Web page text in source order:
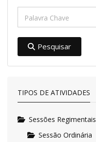
Pesquisar
TIPOS DE ATIVIDADES
Sessões Regimentais
Sessão Ordinária